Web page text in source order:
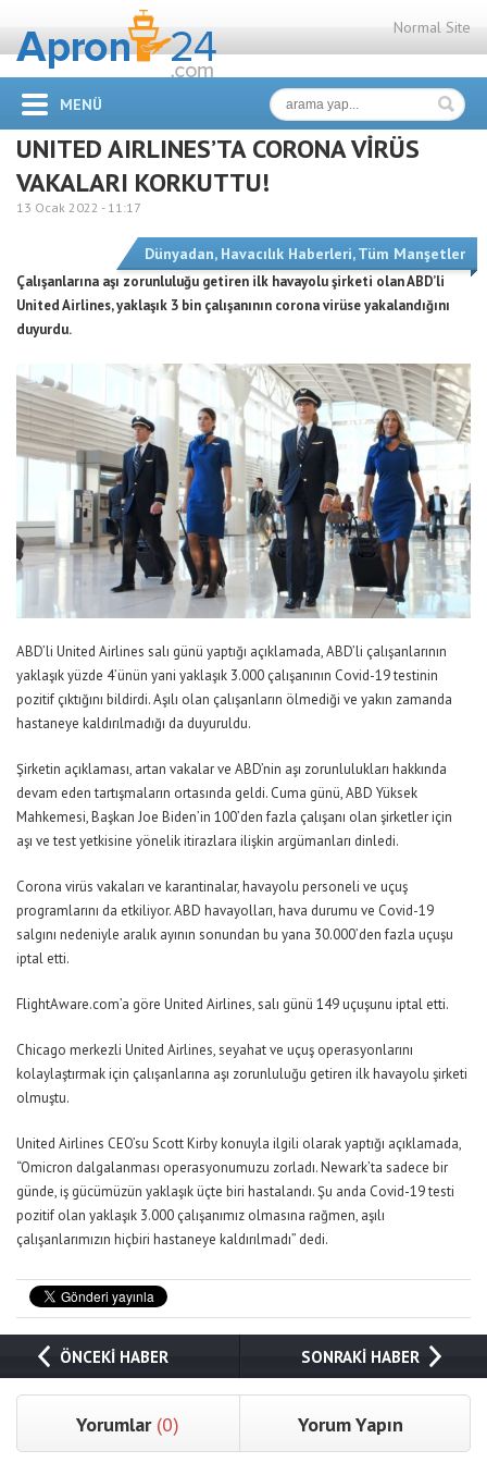
Normal Site
MENÜ
UNITED AIRLINES’TA CORONA VİRÜS
VAKALARI KORKUTTU!
13 Ocak 2022 - 11:17
Dünyadan, Havacılık Haberleri,Tüm Manşetler
Çalışanlarına aşı zorunluluğu getiren ilk havayolu şirketi olan ABD’li
United Airlines, yaklaşık 3 bin çalışanının corona virüse yakalandığını
duyurdu.
ABD’li United Airlines salı günü yaptığı açıklamada, ABD’li çalışanlarının
yaklaşık yüzde 4’ünün yani yaklaşık 3.000 çalışanının Covid-19 testinin
pozitif çıktığını bildirdi. Aşılı olan çalışanların ölmediği ve yakın zamanda
hastaneye kaldırılmadığı da duyuruldu.
Şirketin açıklaması, artan vakalar ve ABD’nin aşı zorunlulukları hakkında
devam eden tartışmaların ortasında geldi. Cuma günü, ABD Yüksek
Mahkemesi, Başkan Joe Biden’in 100’den fazla çalışanı olan şirketler için
aşı ve test yetkisine yönelik itirazlara ilişkin argümanları dinledi.
Corona virüs vakaları ve karantinalar, havayolu personeli ve uçuş
programlarını da etkiliyor. ABD havayolları, hava durumu ve Covid-19
salgını nedeniyle aralık ayının sonundan bu yana 30.000’den fazla uçuşu
iptal etti.
FlightAware.com’a göre United Airlines, salı günü 149 uçuşunu iptal etti.
Chicago merkezli United Airlines, seyahat ve uçuş operasyonlarını
kolaylaştırmak için çalışanlarına aşı zorunluluğu getiren ilk havayolu şirketi
olmuştu.
United Airlines CEO’su Scott Kirby konuyla ilgili olarak yaptığı açıklamada,
“Omicron dalgalanması operasyonumuzu zorladı. Newark’ta sadece bir
günde, iş gücümüzün yaklaşık üçte biri hastalandı. Şu anda Covid-19 testi
pozitif olan yaklaşık 3.000 çalışanımız olmasına rağmen, aşılı
çalışanlarımızın hiçbiri hastaneye kaldırılmadı” dedi.
ÖNCEKİ HABER SONRAKİ HABER
Yorumlar (0) Yorum Yapın